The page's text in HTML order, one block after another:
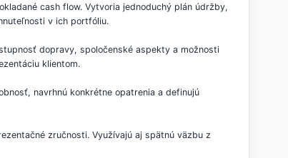
cash flow. Vytvoria jednoduchý plán údržby,
v ich portfóliu.
dopravy, spoločenské aspekty a možnosti
klientom.
navrhnú konkrétne opatrenia a definujú
zručnosti. Využívajú aj spätnú väzbu z